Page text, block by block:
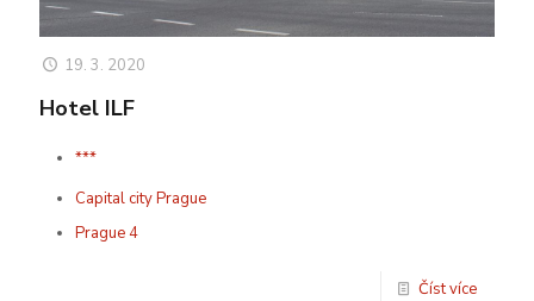
19. 3. 2020
Hotel ILF
***
Capital city Prague
Prague 4
Číst více